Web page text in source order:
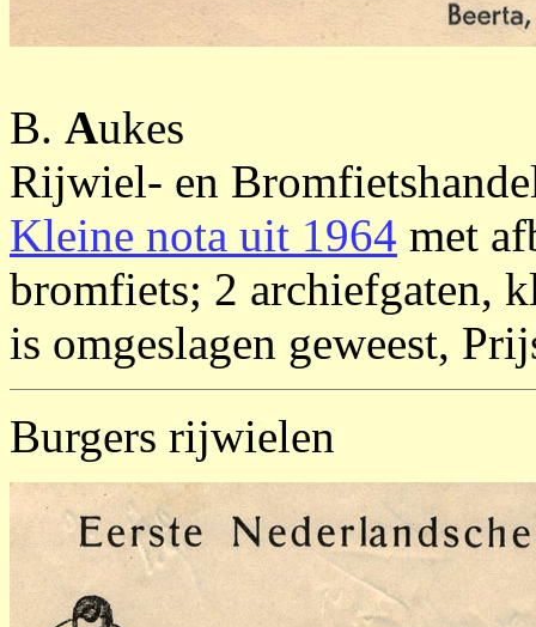
B. Aukes
Rijwiel- en
Kleine nota uit 1964 met
bromfiets; 2 archiefgaten,
is omgeslagen geweest,
Burgers rijwielen